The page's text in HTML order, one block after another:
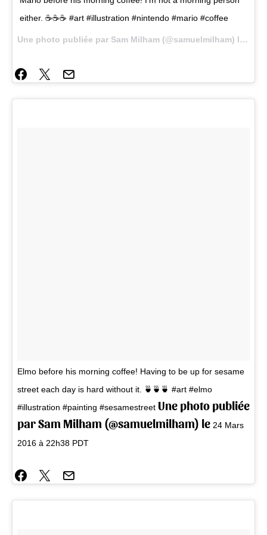
either. ☕☕☕ #art #illustration #nintendo #mario #coffee
Une photo publiée par Sam Milham (@samuelmilham) le
Elmo before his morning coffee! Having to be up for sesame
street each day is hard without it. 🍵🍵🍵 #art #elmo
#illustration #painting #sesamestreet Une photo publiée
par Sam Milham (@samuelmilham) le 24 Mars
2016 à 22h38 PDT